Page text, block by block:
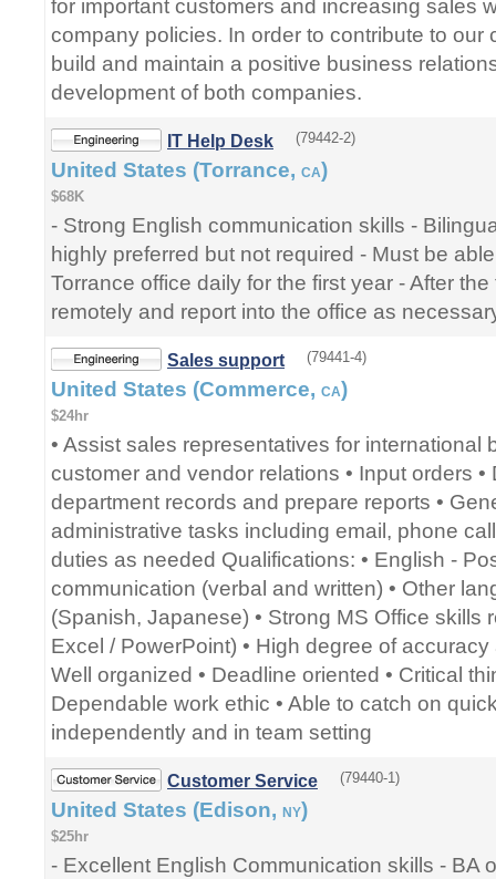
for important customers and increasing sales
company policies. In order to contribute to our
build and maintain a positive business
development of both companies.
IT Help Desk (79442-2)
United States (Torrance, CA)
$68K
- Strong English communication skills -
highly preferred but not required - Must be
Torrance office daily for the first year - After
remotely and report into the office as
Sales support (79441-4)
United States (Commerce, CA)
$24hr
• Assist sales representatives for international
customer and vendor relations • Input orders
department records and prepare reports •
administrative tasks including email, phone
duties as needed Qualifications: • English -
communication (verbal and written) • Other
(Spanish, Japanese) • Strong MS Office skills
Excel / PowerPoint) • High degree of
Well organized • Deadline oriented • Critical
Dependable work ethic • Able to catch on
independently and in team setting
Customer Service (79440-1)
United States (Edison, NY)
$25hr
- Excellent English Communication skills - BA